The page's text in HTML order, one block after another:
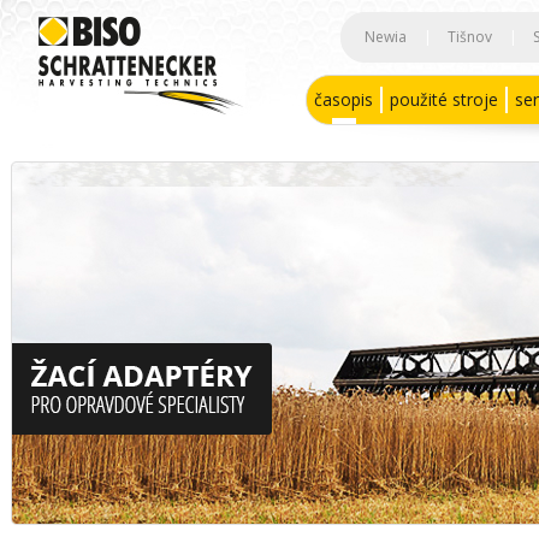
Newia Tišnov
časopis použité stroje